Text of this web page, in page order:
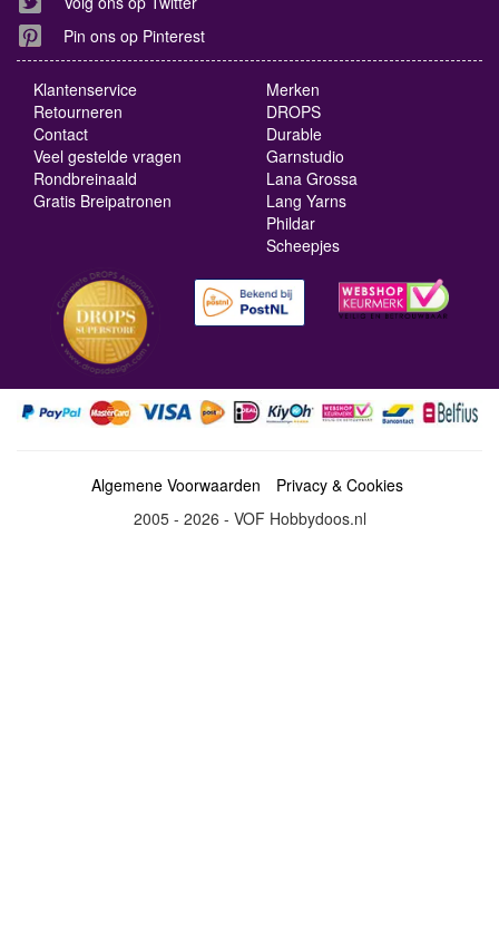
Pin ons op Pinterest
Klantenservice
Retourneren
Contact
Veel gestelde vragen
Rondbreinaald
Gratis Breipatronen
Merken
DROPS
Durable
Garnstudio
Lana Grossa
Lang Yarns
Phildar
Scheepjes
Algemene Voorwaarden
Privacy & Cookies
2005 - 2026 - VOF Hobbydoos.nl